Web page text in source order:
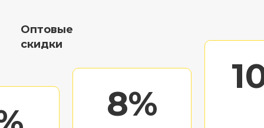
Оптовые
скидки
8%